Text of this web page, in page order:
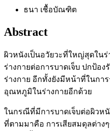
ธนา เชื้อบัณฑิต
Abstract
ผิวหนังเป็นอวัยวะที่ใหญ่สุดใน
ร่างกายต่อการบาดเจ็บ ปกป้อง
ร่างกาย อีกทั้งยังมีหน้าที่ในกา
อุณหภูมิในร่างกายอีกด้วย
ในกรณีที่มีการบาดเจ็บต่อผิวห
ที่ตามมาคือ การเสียสมดุลต่าง